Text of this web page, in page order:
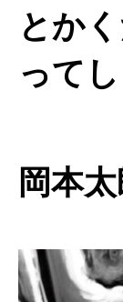
とか
ってし
岡本